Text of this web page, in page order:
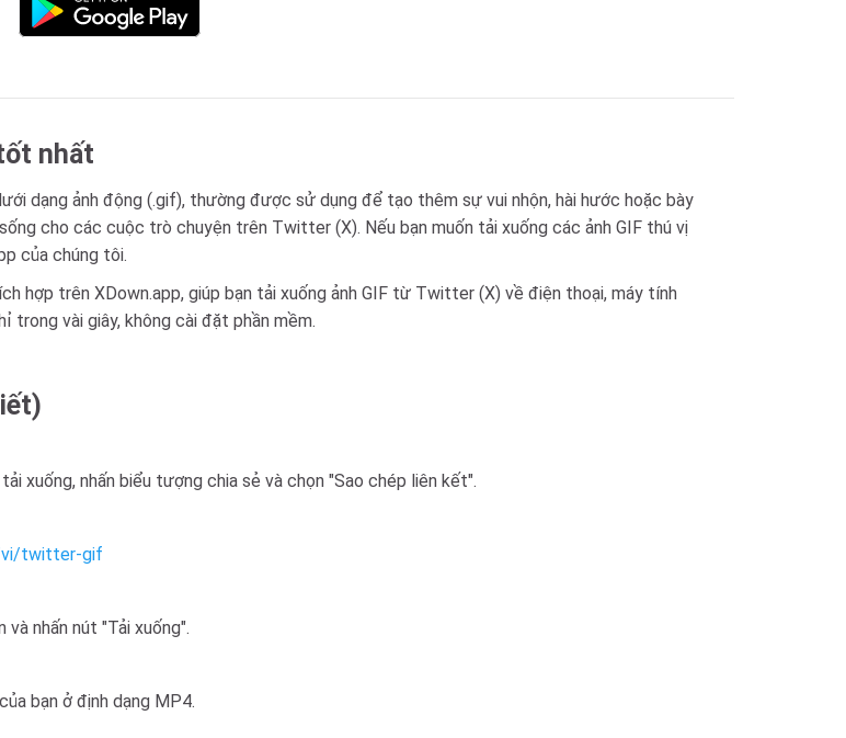
nhất
dạng ảnh động (.gif), thường được sử dụng để tạo thêm sự vui nhộn, hài hước hoặc bày
cho các cuộc trò chuyện trên Twitter (X). Nếu bạn muốn tải xuống các ảnh GIF thú vị
của chúng tôi.
trên XDown.app, giúp bạn tải xuống ảnh GIF từ Twitter (X) về điện thoại, máy tính
vài giây, không cài đặt phần mềm.
xuống, nhấn biểu tượng chia sẻ và chọn "Sao chép liên kết".
vi/twitter-gif
nhấn nút "Tải xuống".
bạn ở định dạng MP4.